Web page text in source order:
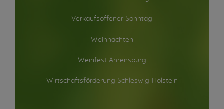
Verkaufsoffener Sonntag
Weihnachten
Weinfest Ahrensburg
Wirtschaftsförderung Schleswig-Holstein